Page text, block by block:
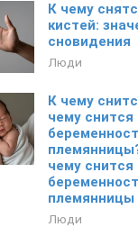
К чему
кистей:
сновидения
Люди
К чему
чему снится
чему снится
племянницы
Люди